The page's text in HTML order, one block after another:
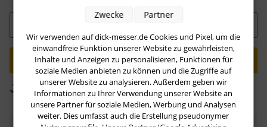
Loading... Komponenten werden geladen ...
Wir verwenden auf dick-messer.de Cookies und Pixel, um die
einwandfreie Funktion unserer Website zu gewährleisten,
Inhalte und Anzeigen zu personalisieren, Funktionen für
soziale Medien anbieten zu können und die Zugriffe auf
unserer Website zu analysieren. Außerdem geben wir
Informationen zu Ihrer Verwendung unserer Website an
unsere Partner für soziale Medien, Werbung und Analysen
weiter. Dies umfasst auch die Erstellung pseudonymer
Zwecke Partner